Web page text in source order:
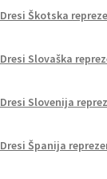
Dresi Škotska
Dresi Slovaška
Dresi Slovenija
Dresi Španija